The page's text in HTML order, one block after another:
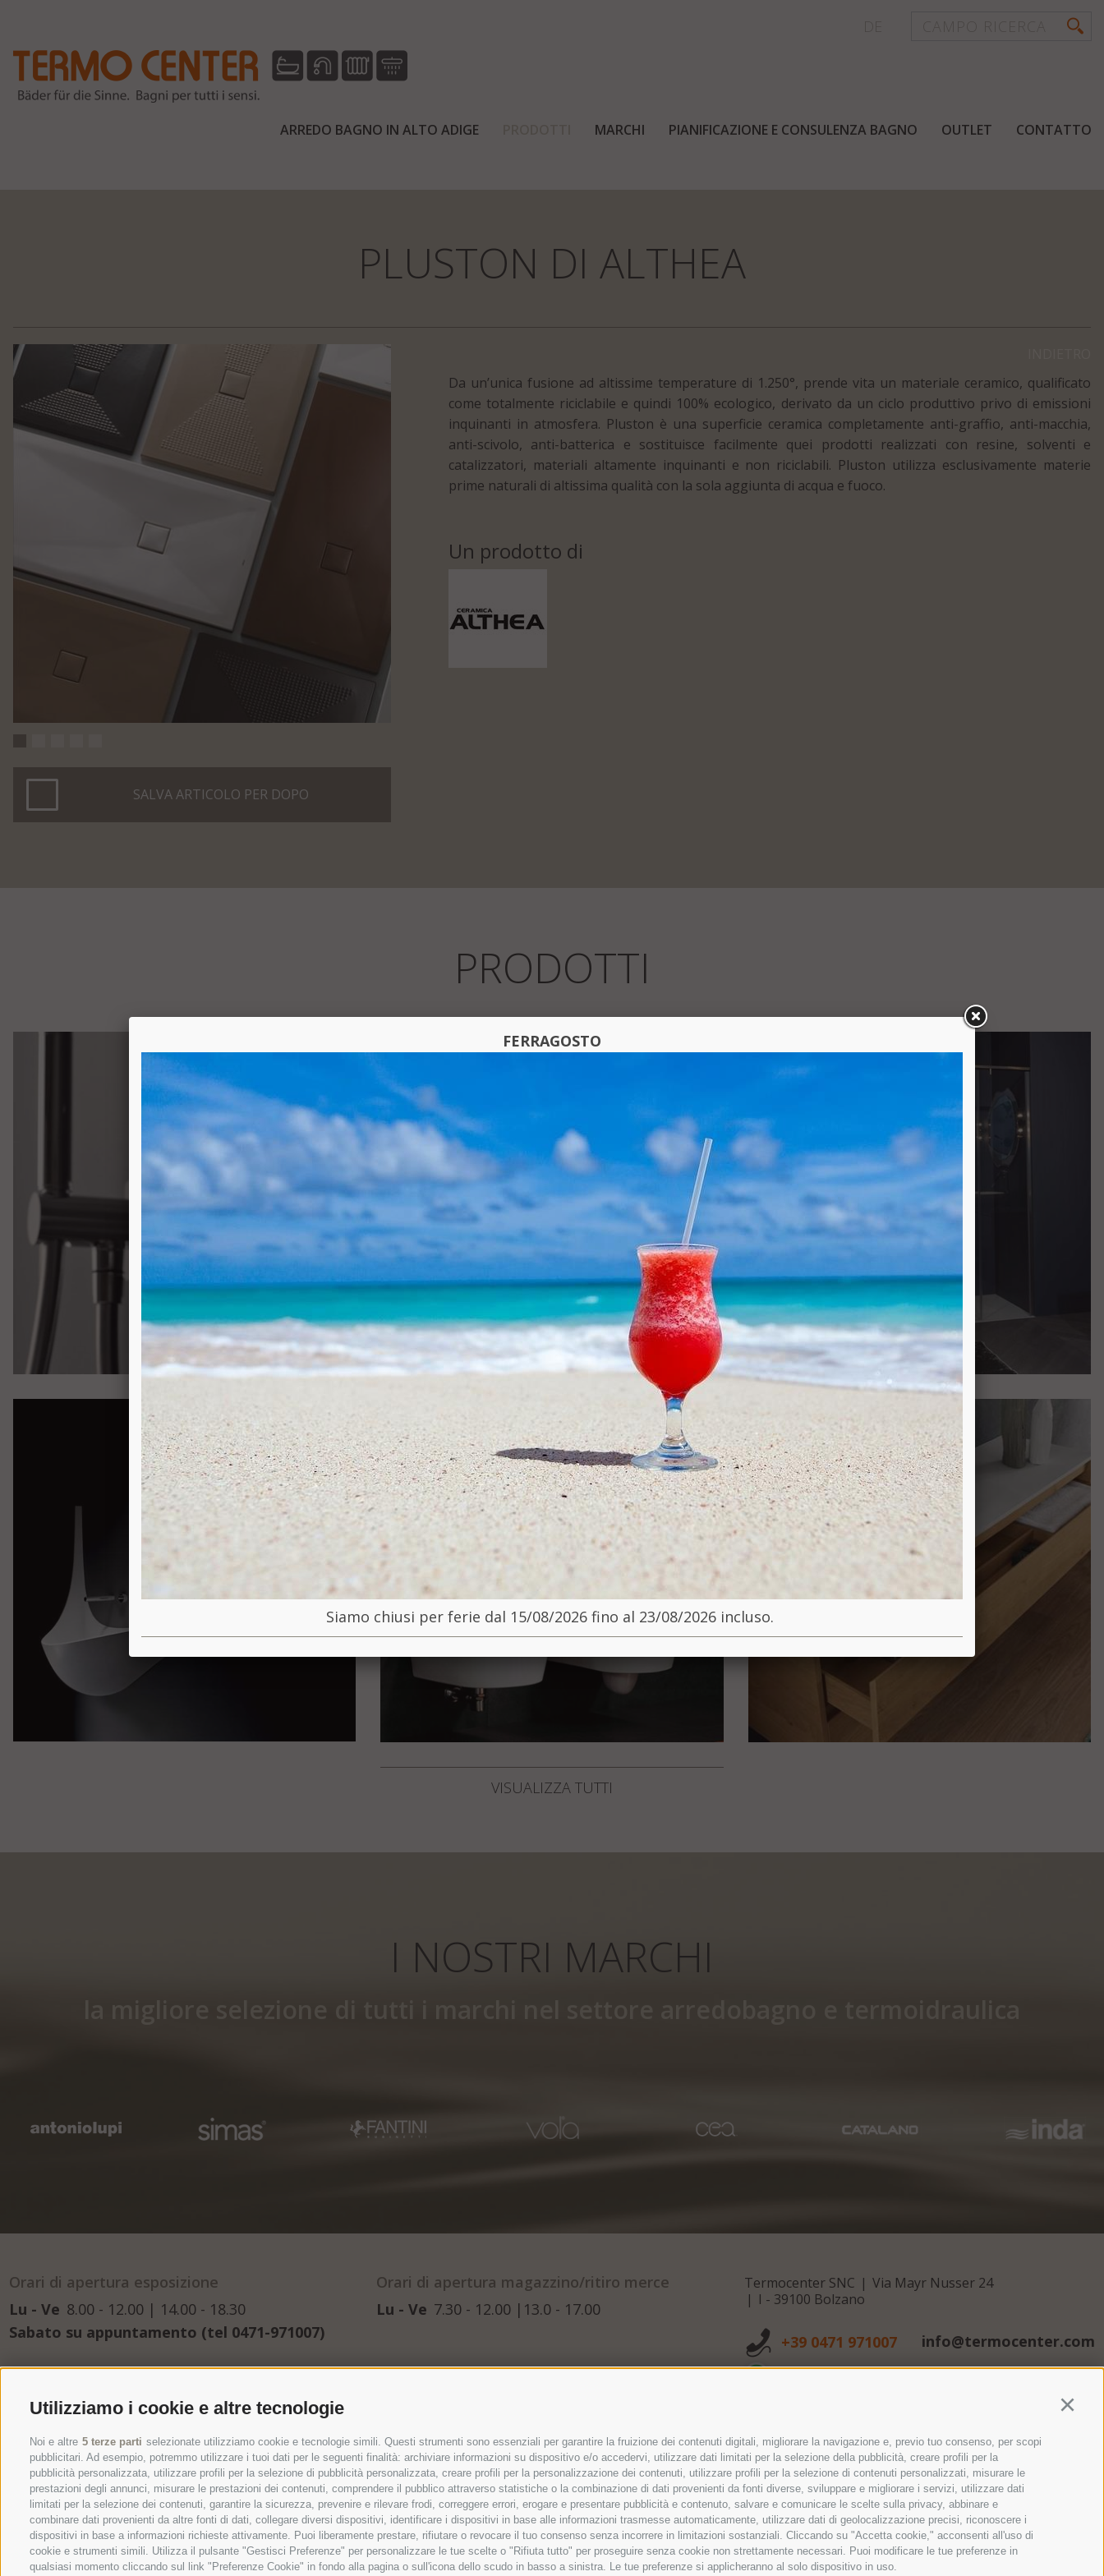
Utilizziamo i cookie e altre tecnologie
Noi e altre 5 terze parti selezionate utilizziamo cookie e tecnologie simili. Questi strumenti sono essenziali per garantire la fruizione dei contenuti digitali, migliorare la navigazione e, previo tuo consenso, per scopi
pubblicitari. Ad esempio, potremmo utilizzare i tuoi dati per le seguenti finalità: archiviare informazioni su dispositivo e/o accedervi, utilizzare dati limitati per la selezione della pubblicità, creare profili per la
pubblicità personalizzata, utilizzare profili per la selezione di pubblicità personalizzata, creare profili per la personalizzazione dei contenuti, utilizzare profili per la selezione di contenuti personalizzati, misurare le
prestazioni degli annunci, misurare le prestazioni dei contenuti, comprendere il pubblico attraverso statistiche o la combinazione di dati provenienti da fonti diverse, sviluppare e migliorare i servizi, utilizzare dati
limitati per la selezione dei contenuti, garantire la sicurezza, prevenire e rilevare frodi, correggere errori, erogare e presentare pubblicità e contenuto, salvare e comunicare le scelte sulla privacy, abbinare e
combinare dati provenienti da altre fonti di dati, collegare diversi dispositivi, identificare i dispositivi in base alle informazioni trasmesse automaticamente, utilizzare dati di geolocalizzazione precisi, riconoscere i
dispositivi in base a informazioni richieste attivamente. Puoi liberamente prestare, rifiutare o revocare il tuo consenso senza incorrere in limitazioni sostanziali. Cliccando su "Accetta cookie," acconsenti all'uso di
cookie e strumenti simili. Utilizza il pulsante "Gestisci Preferenze" per personalizzare le tue scelte o "Rifiuta tutto" per proseguire senza cookie non strettamente necessari. Puoi modificare le tue preferenze in
qualsiasi momento cliccando sul link "Preferenze Cookie" in fondo alla pagina o sull'icona dello scudo in basso a sinistra. Le tue preferenze si applicheranno al solo dispositivo in uso.
ARREDO BAGNO IN ALTO ADIGE MARCHI PIANIFICAZIONE E CONSULENZA BAGNO OUTLET CONTATTO
PLUSTON DI ALTHEA
SALVA ARTICOLO PER DOPO
Da un’unica fusione ad altissime temperature di 1.250°, prende vita un materiale ceramico, qualificato
come totalmente riciclabile e quindi 100% ecologico, derivato da un ciclo produttivo privo di emissioni
inquinanti in atmosfera. Pluston è una superficie ceramica completamente anti-graffio, anti-macchia,
anti-scivolo, anti-batterica e sostituisce facilmente quei prodotti realizzati con resine, solventi e
catalizzatori, materiali altamente inquinanti e non riciclabili. Pluston utilizza esclusivamente materie
prime naturali di altissima qualità con la sola aggiunta di acqua e fuoco.
Un prodotto di
PRODOTTI
VISUALIZZA TUTTI
I NOSTRI MARCHI
Orari di apertura esposizione
Lu - Ve 8.00 - 12.00 | 14.00 - 18.30
Sabato su appuntamento (tel 0471-971007)
Orari di apertura magazzino/ritiro merce
Lu - Ve 7.30 - 12.00 |13.0 - 17.00
Termocenter SNC
Via Mayr Nusser 24
I - 39100 Bolzano
+39 0471 971007
info@termocenter.com
+39 0471 971007
FERRAGOSTO
Siamo chiusi per ferie dal 15/08/2026 fino al 23/08/2026 incluso.